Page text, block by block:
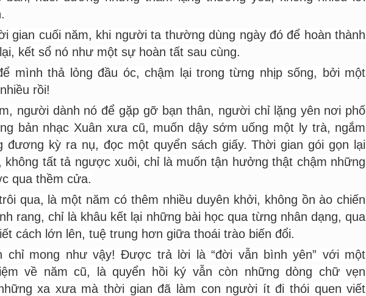
gian cuối năm, khi người ta thường dùng ngày đó để hoàn thành
kết sổ nó như một sự hoàn tất sau cùng.
mình thả lỏng đầu óc, chậm lại trong từng nhịp sống, bởi một
rồi!
người dành nó để gặp gỡ bạn thân, người chỉ lặng yên nơi phố
bản nhạc Xuân xưa cũ, muốn dậy sớm uống một ly trà, ngắm
đương kỳ ra nụ, đọc một quyển sách giấy. Thời gian gói gọn lại
không tất tả ngược xuôi, chỉ là muốn tận hưởng thật chậm những
qua thềm cửa.
qua, là một năm có thêm nhiều duyên khởi, không ồn ào chiến
rang, chỉ là khâu kết lại những bài học qua từng nhân dạng, qua
cách lớn lên, tuệ trung hơn giữa thoái trào biến đổi.
chỉ mong như vậy! Được trả lời là “đời vẫn bình yên” với một
về năm cũ, là quyển hồi ký vẫn còn những dòng chữ vẹn
xa xưa mà thời gian đã làm con người ít đi thói quen viết